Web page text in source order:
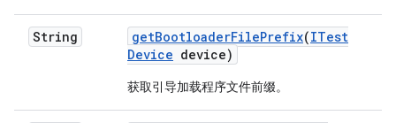
String getBootloaderFilePrefix(ITest
Device device)
获取引导加载程序文件前缀。